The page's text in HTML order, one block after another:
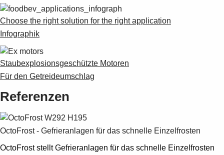
Choose the right solution for the right application
Infographik
Staubexplosionsgeschützte Motoren
Für den Getreideumschlag
Referenzen
OctoFrost - Gefrieranlagen für das schnelle Einzelfrosten
OctoFrost stellt Gefrieranlagen für das schnelle Einzelfrosten